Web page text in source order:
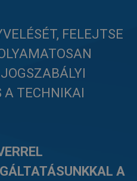
FELEJTSE
A TECHNIKAI
A